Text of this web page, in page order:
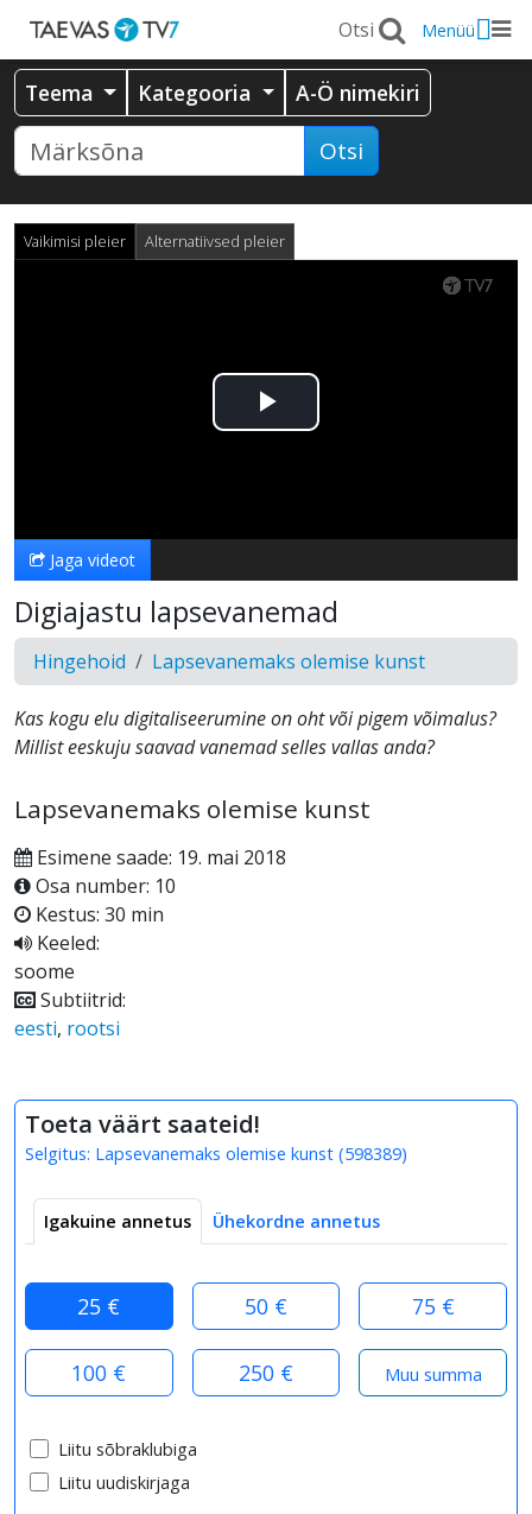
Menüü
Teema Kategooria A-Ö nimekiri
Otsi
Vaikimisi pleier Alternatiivsed pleier
Esita
Jaga videot
Digiajastu lapsevanemad
Hingehoid Lapsevanemaks olemise kunst
Kas kogu elu digitaliseerumine on oht või pigem võimalus?
Millist eeskuju saavad vanemad selles vallas anda?
Lapsevanemaks olemise kunst
Esimene saade: 19. mai 2018
Osa number: 10
Kestus: 30 min
Keeled:
soome
Subtiitrid:
eesti, rootsi
Toeta väärt saateid!
Selgitus: Lapsevanemaks olemise kunst (598389)
Igakuine annetus Ühekordne annetus
25 € 50 € 75 €
100 € 250 €
Liitu sõbraklubiga
Liitu uudiskirjaga